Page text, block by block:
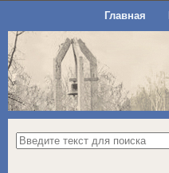
Главная